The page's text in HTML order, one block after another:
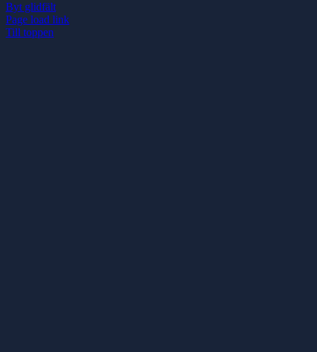
Byt glidfält
Page load link
Till toppen